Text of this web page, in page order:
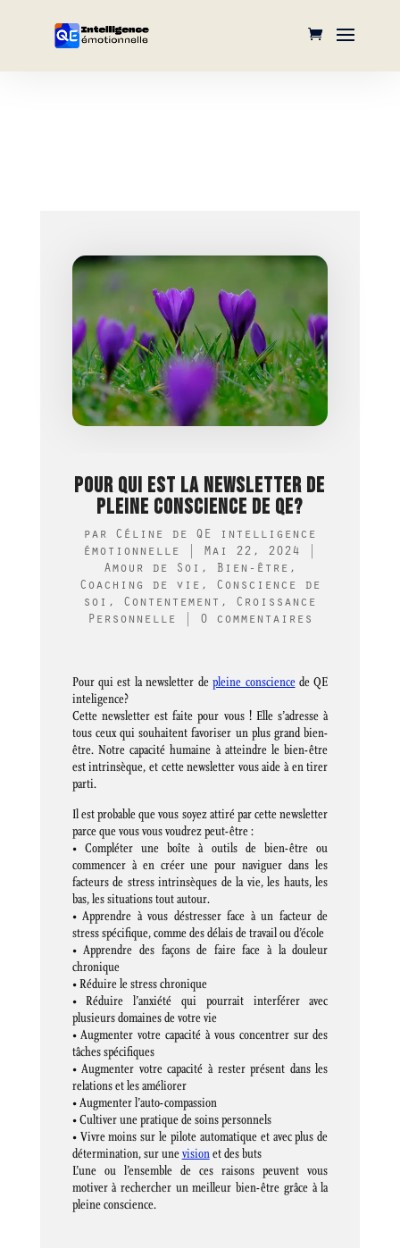
POUR QUI EST LA NEWSLETTER DE
PLEINE CONSCIENCE DE QE?
par Céline de QE intelligence
émotionnelle
Mai 22, 2024
Amour de Soi , Bien-être ,
Coaching de vie , Conscience de
soi , Contentement , Croissance
Personnelle
0 commentaires
Pour qui est la newsletter depleine consciencede QE
inteligence?
Cette newsletter est faite pour vous ! Elle s’adresse à
tous ceux qui souhaitent favoriser un plus grand bien-
être. Notre capacité humaine à atteindre le bien-être
est intrinsèque, et cette newsletter vous aide à en tirer
parti.
Il est probable que vous soyez attiré par cette newsletter
parce que vous vous voudrez peut-être :
• Compléter une boîte à outils de bien-être ou
commencer à en créer une pour naviguer dans les
facteurs de stress intrinsèques de la vie, les hauts, les
bas, les situations tout autour.
• Apprendre à vous déstresser face à un facteur de
stress spécifique, comme des délais de travail ou d’école
• Apprendre des façons de faire face à la douleur
chronique
• Réduire le stress chronique
• Réduire l’anxiété qui pourrait interférer avec
plusieurs domaines de votre vie
• Augmenter votre capacité à vous concentrer sur des
tâches spécifiques
• Augmenter votre capacité à rester présent dans les
relations et les améliorer
• Augmenter l’auto-compassion
• Cultiver une pratique de soins personnels
• Vivre moins sur le pilote automatique et avec plus de
détermination, sur unevisionet des buts
L’une ou l’ensemble de ces raisons peuvent vous
motiver à rechercher un meilleur bien-être grâce à la
pleine conscience.